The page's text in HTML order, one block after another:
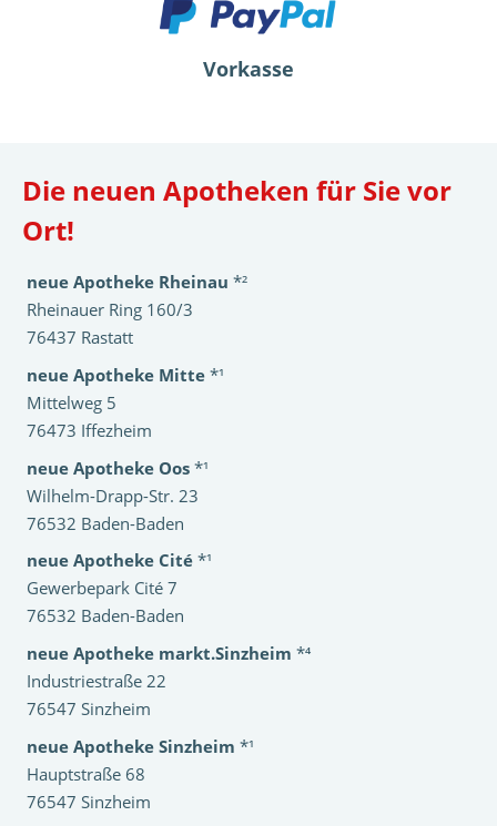
Vorkasse
Die neuen Apotheken für Sie vor
Ort!
neue Apotheke Rheinau *²
Rheinauer Ring 160/3
76437 Rastatt
neue Apotheke Mitte *¹
Mittelweg 5
76473 Iffezheim
neue Apotheke Oos *¹
Wilhelm-Drapp-Str. 23
76532 Baden-Baden
neue Apotheke Cité *¹
Gewerbepark Cité 7
76532 Baden-Baden
neue Apotheke markt.Sinzheim *⁴
Industriestraße 22
76547 Sinzheim
neue Apotheke Sinzheim *¹
Hauptstraße 68
76547 Sinzheim